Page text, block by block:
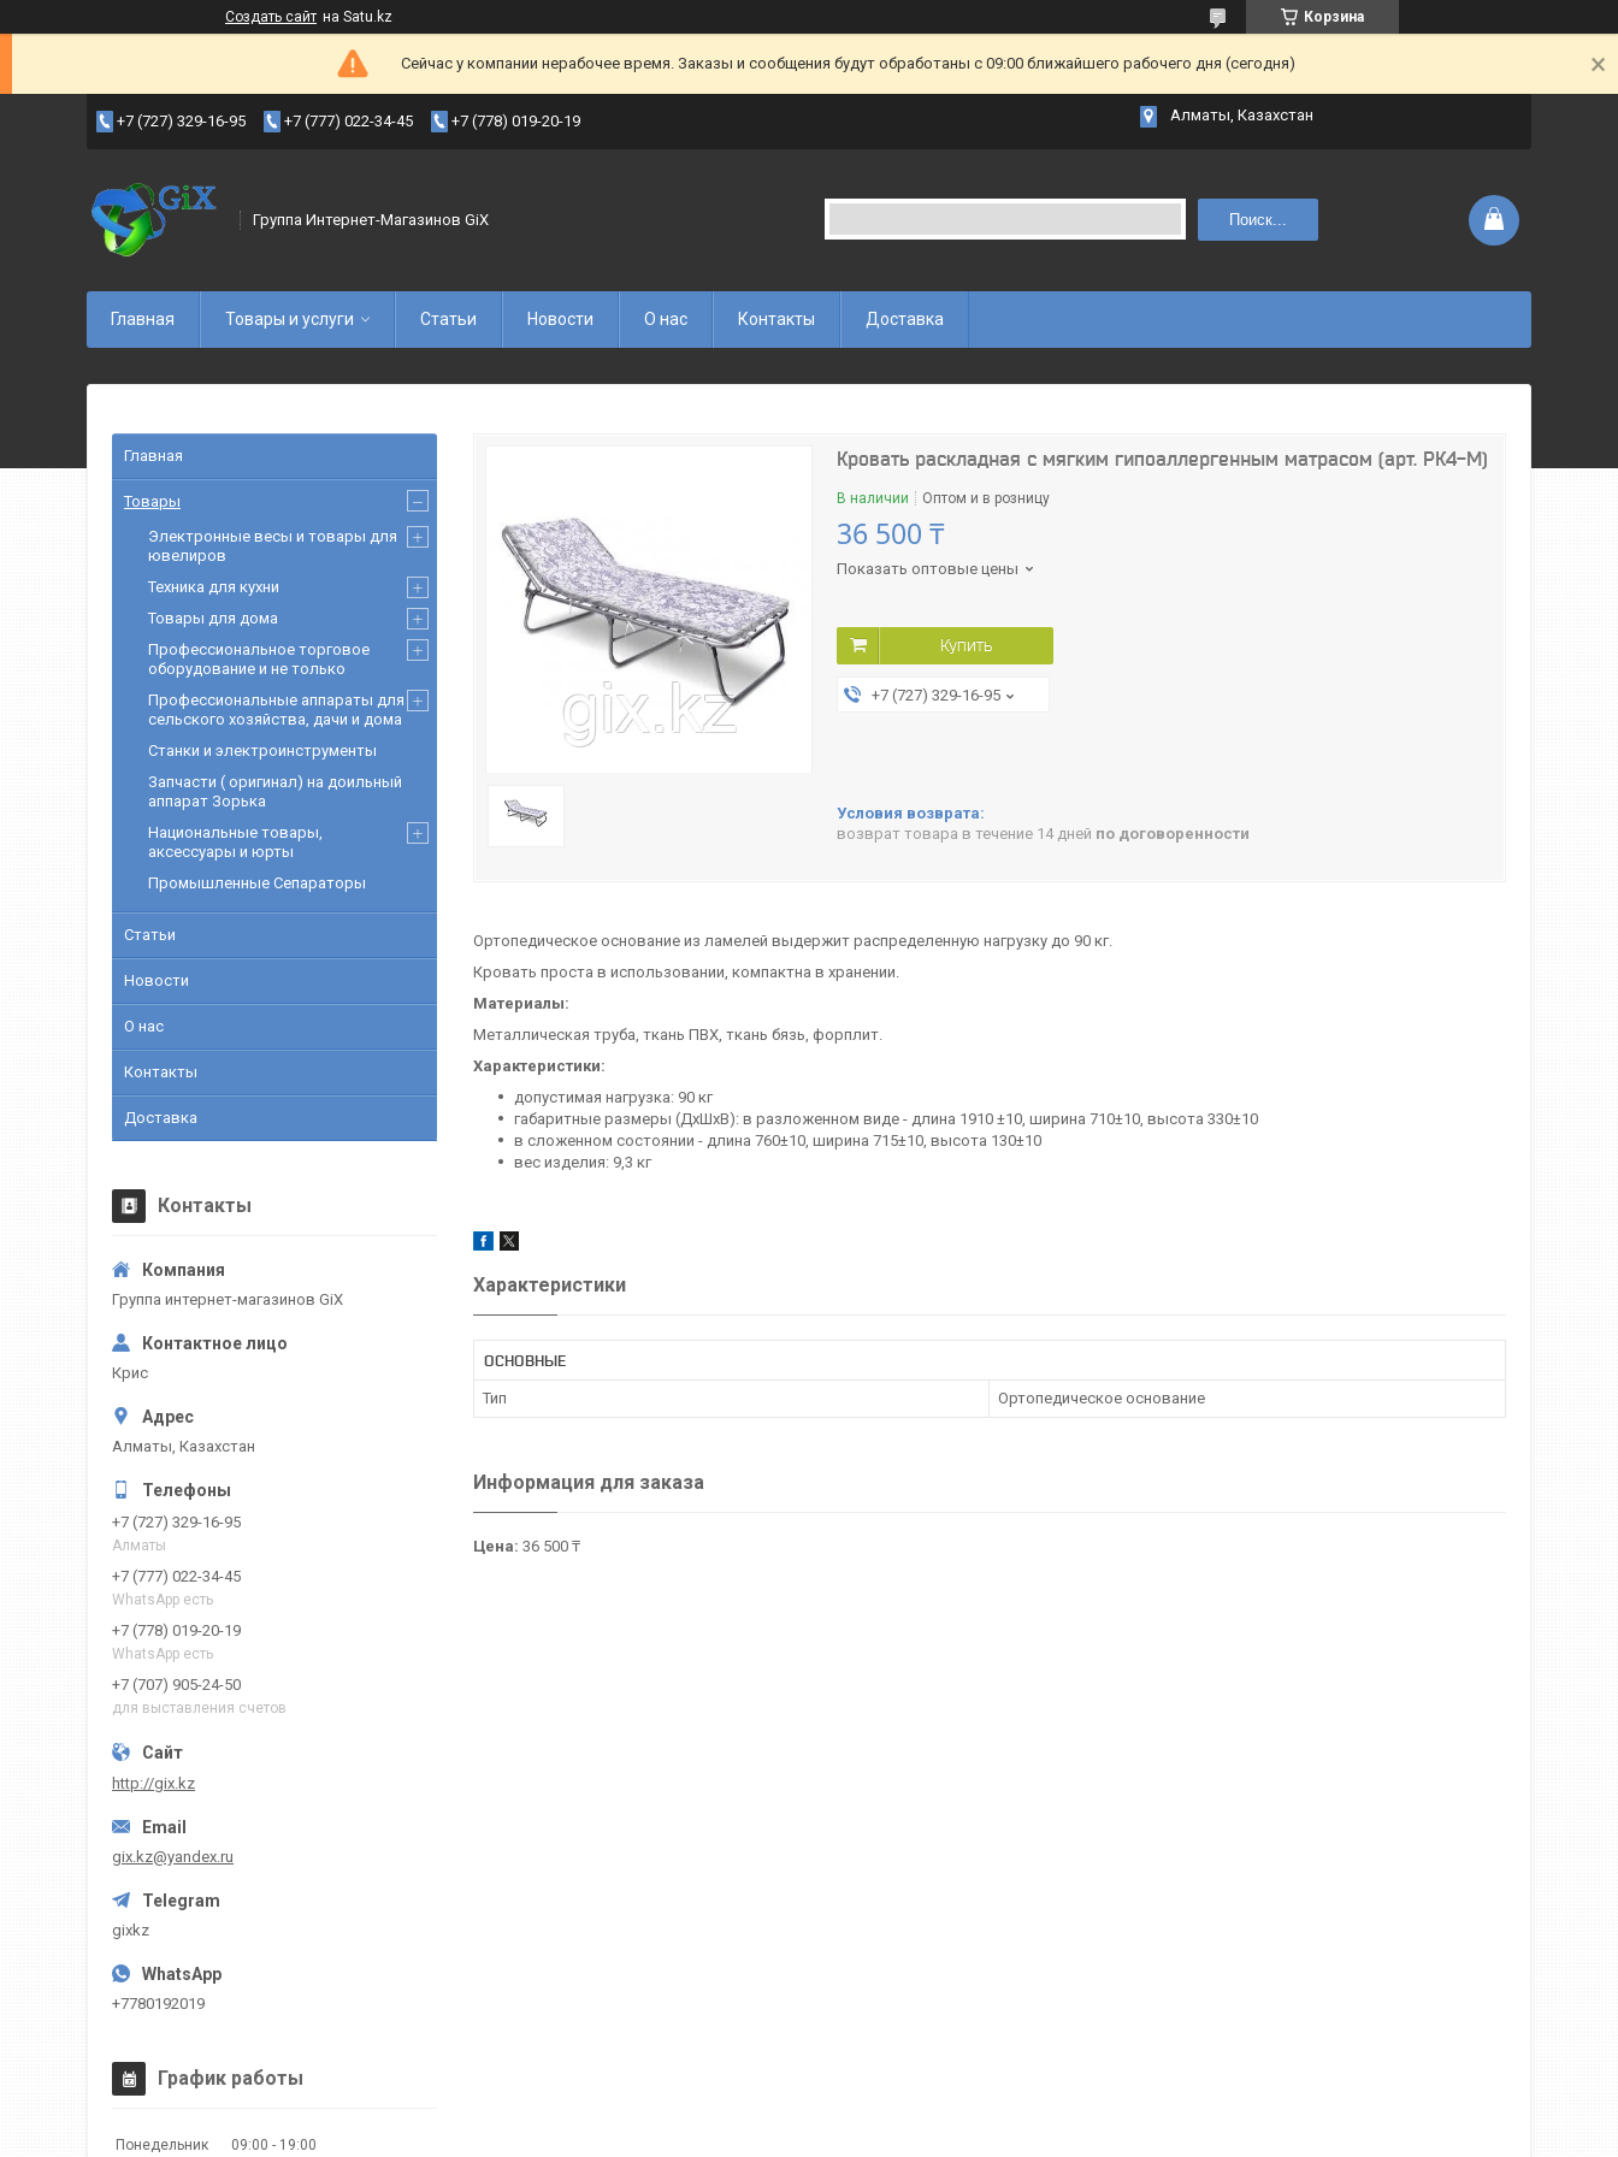
Создать сайт на Satu.kz Корзина
Сейчас у компании нерабочее время. Заказы и сообщения будут обработаны с 09:00 ближайшего рабочего дня (сегодня)
+7 (727) 329-16-95 +7 (777) 022-34-45 +7 (778) 019-20-19 Алматы, Казахстан
Группа Интернет-Магазинов GiX Поиск...
Главная Товары и услуги Статьи Новости О нас Контакты Доставка
Кровать раскладная с мягким гипоаллергенным матрасом (арт. РК4-М)
В наличии Оптом и в розницу
36 500 ₸
Показать оптовые цены
Купить
+7 (727) 329-16-95
возврат товара в течение 14 дней по договоренности
Ортопедическое основание из ламелей выдержит распределенную нагрузку до 90 кг.
Кровать проста в использовании, компактна в хранении.
Материалы:
Металлическая труба, ткань ПВХ, ткань бязь, форплит.
Характеристики:
допустимая нагрузка: 90 кг
габаритные размеры (ДхШхВ): в разложенном виде - длина 1910 ±10, ширина 710±10, высота 330±10
в сложенном состоянии - длина 760±10, ширина 715±10, высота 130±10
вес изделия: 9,3 кг
Характеристики
ОСНОВНЫЕ
Тип Ортопедическое основание
Информация для заказа
Цена: 36 500 ₸
Главная
Товары
Электронные весы и товары для
ювелиров
Техника для кухни
Товары для дома
Профессиональное торговое
оборудование и не только
Профессиональные аппараты для
сельского хозяйства, дачи и дома
Станки и электроинструменты
Запчасти ( оригинал) на доильный
аппарат Зорька
Национальные товары,
аксессуары и юрты
Промышленные Сепараторы
Статьи
Новости
О нас
Контакты
Доставка
Контакты
Группа интернет-магазинов GiX
Крис
Алматы, Казахстан
+7 (727) 329-16-95
Алматы
+7 (777) 022-34-45
WhatsApp есть
+7 (778) 019-20-19
WhatsApp есть
+7 (707) 905-24-50
для выставления счетов
http://gix.kz
gix.kz@yandex.ru
gixkz
+7780192019
График работы
Понедельник 09:00 19:00